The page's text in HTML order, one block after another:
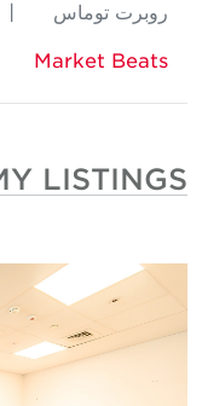
تمثيل المستأجر
تطوير الأعمال
إدارة الحساب
المبيعات
روبرت توماس |
Market Beats
LISTINGS